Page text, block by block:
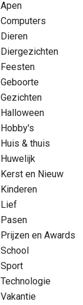
Apen
Computers
Dieren
Diergezichten
Feesten
Geboorte
Gezichten
Halloween
Hobby's
Huis & thuis
Huwelijk
Kerst en Nieuw
Kinderen
Lief
Pasen
Prijzen en Awards
School
Sport
Technologie
Vakantie